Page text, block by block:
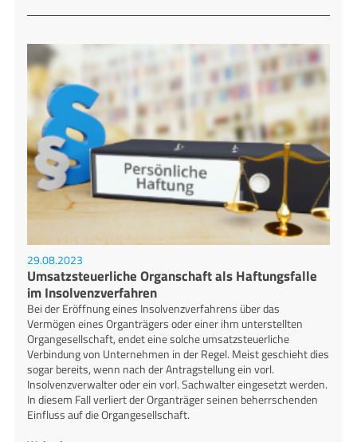
29.08.2023
Umsatzsteuerliche Organschaft als Haftungsfalle
im Insolvenzverfahren
Bei der Eröffnung eines Insolvenzverfahrens über das
Vermögen eines Organträgers oder einer ihm unterstellten
Organgesellschaft, endet eine solche umsatzsteuerliche
Verbindung von Unternehmen in der Regel. Meist geschieht dies
sogar bereits, wenn nach der Antragstellung ein vorl.
Insolvenzverwalter oder ein vorl. Sachwalter eingesetzt werden.
In diesem Fall verliert der Organträger seinen beherrschenden
Einfluss auf die Organgesellschaft.